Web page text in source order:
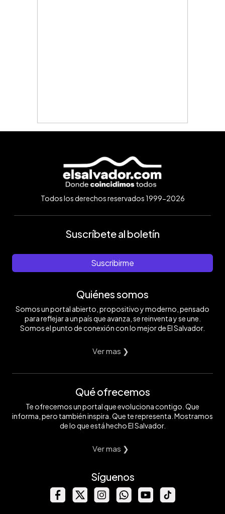
Todos los derechos reservados 1999-2026
Suscríbete al boletín
Suscribirme
Quiénes somos
Somos un portal abierto, propositivo y moderno, pensado
para reflejar a un país que avanza, se reinventa y se une.
Somos el punto de conexión con lo mejor de El Salvador.
Ver mas ❯
Qué ofrecemos
Te ofrecemos un portal que evoluciona contigo. Que
informa, pero también inspira. Que te representa. Mostramos
de lo que está hecho El Salvador.
Ver mas ❯
Síguenos